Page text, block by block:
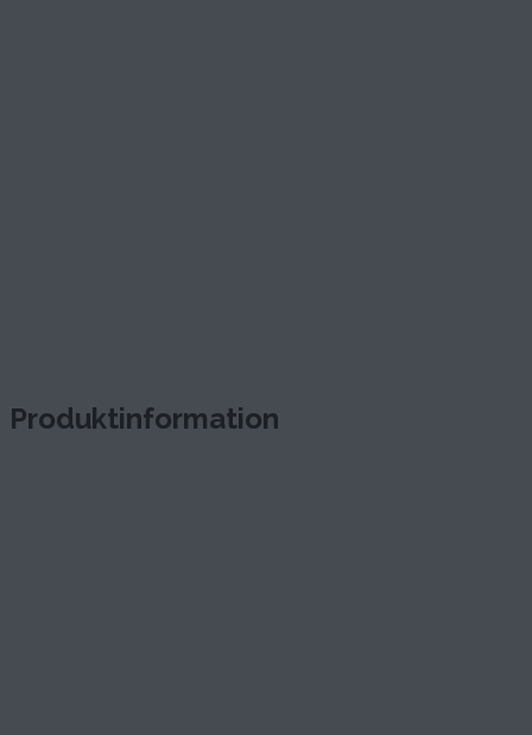
Produktinformation